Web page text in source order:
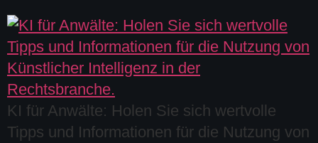
KI für Anwälte: Holen Sie sich wertvolle
Tipps und Informationen für die Nutzung von